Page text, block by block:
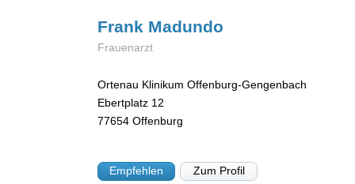
Frank Madundo
Frauenarzt
Ortenau Klinikum Offenburg-Gengenbach
Ebertplatz 12
77654 Offenburg
Empfehlen Zum Profil